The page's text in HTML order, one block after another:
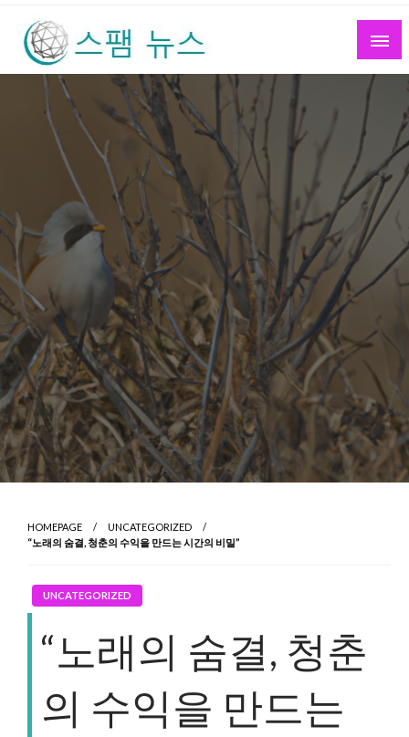
Skip
content
스팸 뉴스
HOMEPAGE
UNCATEGORIZED
“노래의 숨결, 청춘의 수익을 만드는 시간의 비밀”
UNCATEGORIZED
“노래의 숨결, 청춘
의 수익을 만드는